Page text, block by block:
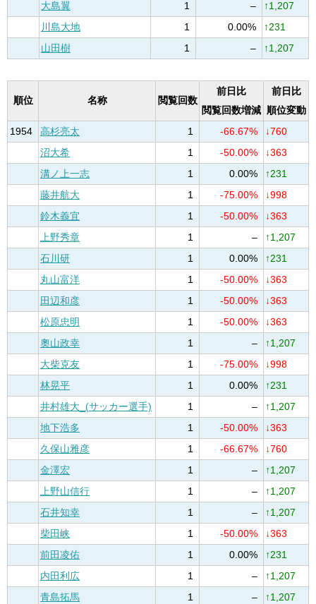
大島翼
1 –
↑1,207
川島大地
1 0.00%
↑231
山田樹
1 – ↑1,207
順位 名称 閲覧回数
前日比
閲覧回数増減
前日比
順位変動
1954
高杉亮太 1 -66.67%
↓760
沼大希
1 -50.00%
↓363
溝ノ上一志
1 0.00%
↑231
藤井航大
1 -75.00%
↓998
鈴木義宜
1 -50.00%
↓363
上野秀章
1 –
↑1,207
石川研
1 0.00%
↑231
丸山富洋
1 -50.00%
↓363
田辺和彦
1 -50.00%
↓363
松原忠明
1 -50.00%
↓363
奧山政幸
1 –
↑1,207
大柴克友
1 -75.00%
↓998
林晃平
1 0.00%
↑231
井村雄大_(サッカー選手)
1 –
↑1,207
地下浩多
1 -50.00%
↓363
久保山雅彦
1 -66.67%
↓760
金澤宏
1 –
↑1,207
上野山信行
1 –
↑1,207
石井知幸
1 –
↑1,207
柴田峡
1 -50.00%
↓363
前田凌佑
1 0.00%
↑231
内田利広
1 –
↑1,207
青島拓馬
1 –
↑1,207